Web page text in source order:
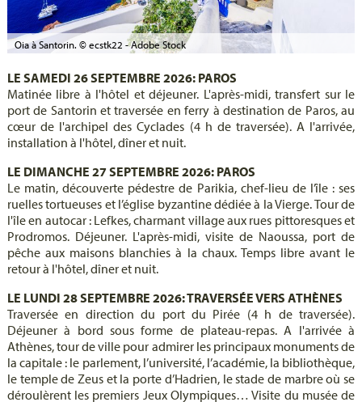
Oia à Santorin. © ecstk22 - Adobe Stock
LE SAMEDI 26 SEPTEMBRE 2026: PAROS
Matinée libre à l'hôtel et déjeuner. L'après-midi, transfert sur le
port de Santorin et traversée en ferry à destination de Paros, au
cœur de l'archipel des Cyclades (4 h de traversée). A l'arrivée,
installation à l'hôtel, dîner et nuit.
LE DIMANCHE 27 SEPTEMBRE 2026: PAROS
Le matin, découverte pédestre de Parikia, chef-lieu de l’île : ses
ruelles tortueuses et l’église byzantine dédiée à la Vierge. Tour de
l'île en autocar : Lefkes, charmant village aux rues pittoresques et
Prodromos. Déjeuner. L'après-midi, visite de Naoussa, port de
pêche aux maisons blanchies à la chaux. Temps libre avant le
retour à l'hôtel, dîner et nuit.
LE LUNDI 28 SEPTEMBRE 2026: TRAVERSÉE VERS ATHÈNES
Traversée en direction du port du Pirée (4 h de traversée).
Déjeuner à bord sous forme de plateau-repas. A l'arrivée à
Athènes, tour de ville pour admirer les principaux monuments de
la capitale : le parlement, l’université, l’académie, la bibliothèque,
le temple de Zeus et la porte d’Hadrien, le stade de marbre où se
déroulèrent les premiers Jeux Olympiques… Visite du musée de